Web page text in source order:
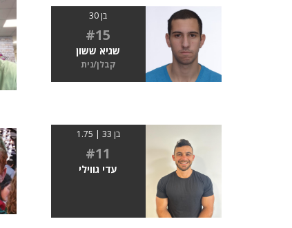
בן 30
#15
שגיא ששון
קבלן/נית
בן 33 | 1.75
#11
עדי גווילי